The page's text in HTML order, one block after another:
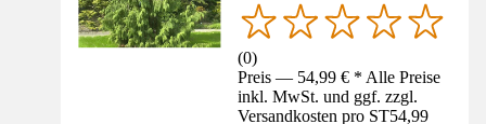
(0)
Preis — 54,99 € * Alle Preise
inkl. MwSt. und ggf. zzgl.
Versandkosten pro ST54,99